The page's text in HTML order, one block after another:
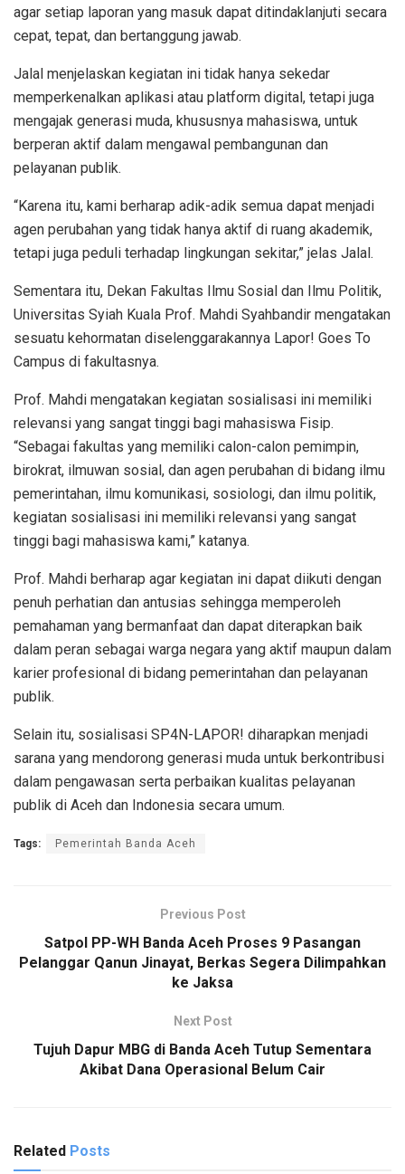
agar setiap laporan yang masuk dapat ditindaklanjuti secara
cepat, tepat, dan bertanggung jawab.
Jalal menjelaskan kegiatan ini tidak hanya sekedar
memperkenalkan aplikasi atau platform digital, tetapi juga
mengajak generasi muda, khususnya mahasiswa, untuk
berperan aktif dalam mengawal pembangunan dan
pelayanan publik.
“Karena itu, kami berharap adik-adik semua dapat menjadi
agen perubahan yang tidak hanya aktif di ruang akademik,
tetapi juga peduli terhadap lingkungan sekitar,” jelas Jalal.
Sementara itu, Dekan Fakultas Ilmu Sosial dan Ilmu Politik,
Universitas Syiah Kuala Prof. Mahdi Syahbandir mengatakan
sesuatu kehormatan diselenggarakannya Lapor! Goes To
Campus di fakultasnya.
Prof. Mahdi mengatakan kegiatan sosialisasi ini memiliki
relevansi yang sangat tinggi bagi mahasiswa Fisip.
“Sebagai fakultas yang memiliki calon-calon pemimpin,
birokrat, ilmuwan sosial, dan agen perubahan di bidang ilmu
pemerintahan, ilmu komunikasi, sosiologi, dan ilmu politik,
kegiatan sosialisasi ini memiliki relevansi yang sangat
tinggi bagi mahasiswa kami,” katanya.
Prof. Mahdi berharap agar kegiatan ini dapat diikuti dengan
penuh perhatian dan antusias sehingga memperoleh
pemahaman yang bermanfaat dan dapat diterapkan baik
dalam peran sebagai warga negara yang aktif maupun dalam
karier profesional di bidang pemerintahan dan pelayanan
publik.
Selain itu, sosialisasi SP4N-LAPOR! diharapkan menjadi
sarana yang mendorong generasi muda untuk berkontribusi
dalam pengawasan serta perbaikan kualitas pelayanan
publik di Aceh dan Indonesia secara umum.
Tags: Pemerintah Banda Aceh
Previous Post
Satpol PP-WH Banda Aceh Proses 9 Pasangan
Pelanggar Qanun Jinayat, Berkas Segera Dilimpahkan
ke Jaksa
Next Post
Tujuh Dapur MBG di Banda Aceh Tutup Sementara
Akibat Dana Operasional Belum Cair
Related Posts